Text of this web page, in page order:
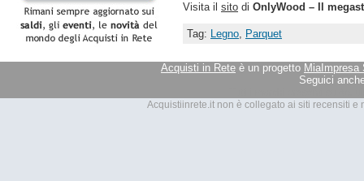
Visita il sito di OnlyWood – Il
Tag: Legno, Parquet
Acquisti in Rete è un progetto MiaImpresa
Seguici
Acquistiinrete.it non è collegato ai siti recensiti